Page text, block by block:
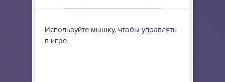
Используйте мышку, чтобы управлять
в игре.